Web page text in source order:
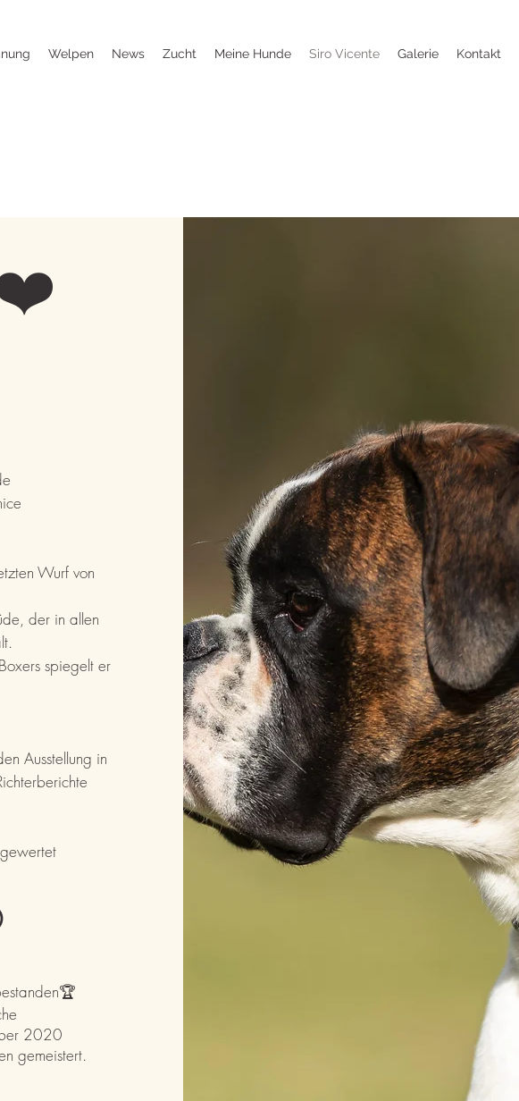
Welpen News Zucht Meine Hunde Siro Vicente Galerie Kontakt
❤️
Wurf von
der in allen
spiegelt er
Ausstellung in
2020
gemeistert.